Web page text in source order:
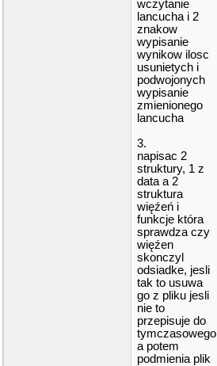
wczytanie
lancucha i 2
znakow
wypisanie
wynikow ilosc
usunietych i
podwojonych
wypisanie
zmienionego
lancucha
3.
napisac 2
struktury, 1 z
data a 2
struktura
więźeń i
funkcje która
sprawdza czy
więźen
skonczyl
odsiadke, jesli
tak to usuwa
go z pliku jesli
nie to
przepisuje do
tymczasowego
a potem
podmienia plik